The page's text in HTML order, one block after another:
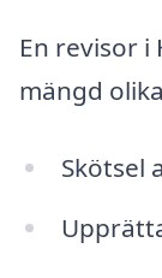
En revisor i
mängd
Skötsel